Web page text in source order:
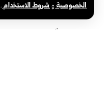
الخصوصيةوشروط الاستخدام.